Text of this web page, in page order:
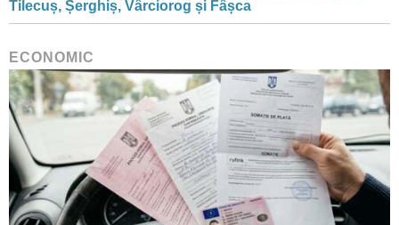
Tilecuș, Șerghiș, Vârciorog și Fâșca
ECONOMIC